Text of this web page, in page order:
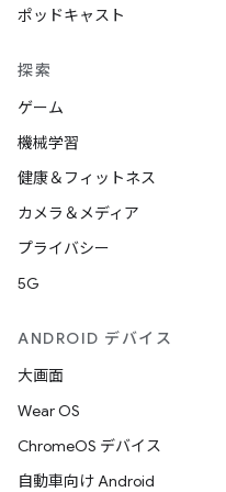
ポッドキャスト
探索
ゲーム
機械学習
健康＆フィットネス
カメラ＆メディア
プライバシー
5G
ANDROID デバイス
大画面
Wear OS
ChromeOS デバイス
自動車向け Android